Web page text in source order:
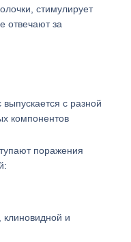
стимулирует
отвечают за
с разной
компонентов
поражения
клиновидной и